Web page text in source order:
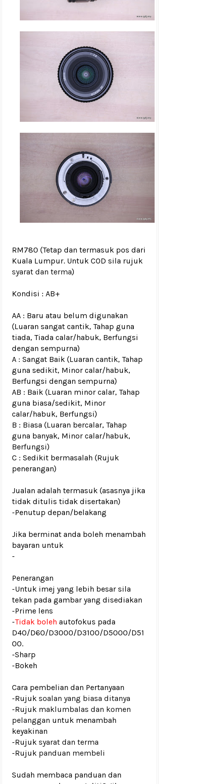
RM780 (Tetap dan termasuk pos dari
Kuala Lumpur. Untuk COD sila rujuk
syarat dan terma)
Kondisi : AB+
AA : Baru atau belum digunakan
(Luaran sangat cantik, Tahap guna
tiada, Tiada calar/habuk, Berfungsi
dengan sempurna)
A : Sangat Baik (Luaran cantik, Tahap
guna sedikit, Minor calar/habuk,
Berfungsi dengan sempurna)
AB : Baik (Luaran minor calar, Tahap
guna biasa/sedikit, Minor
calar/habuk, Berfungsi)
B : Biasa (Luaran bercalar, Tahap
guna banyak, Minor calar/habuk,
Berfungsi)
C : Sedikit bermasalah (Rujuk
penerangan)
Jualan adalah termasuk (asasnya jika
tidak ditulis tidak disertakan)
-Penutup depan/belakang
Jika berminat anda boleh menambah
bayaran untuk
-
Penerangan
-Untuk imej yang lebih besar sila
tekan pada gambar yang disediakan
-Prime lens
-Tidak boleh autofokus pada
D40/D60/D3000/D3100/D5000/D51
00.
-Sharp
-Bokeh
Cara pembelian dan Pertanyaan
-Rujuk soalan yang biasa ditanya
-Rujuk maklumbalas dan komen
pelanggan untuk menambah
keyakinan
-Rujuk syarat dan terma
-Rujuk panduan membeli
Sudah membaca panduan dan